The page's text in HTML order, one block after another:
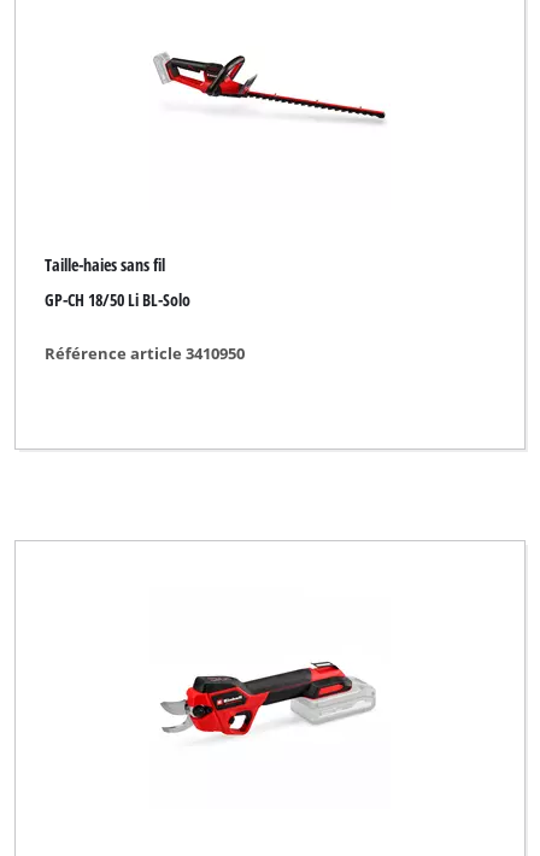
Taille-haies sans fil
GP-CH 18/50 Li BL-Solo
Référence article 3410950